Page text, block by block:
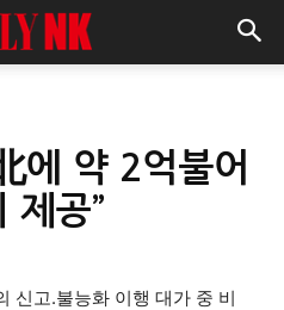
에 약 2억불어
제공”
신고.불능화 이행 대가 중 비